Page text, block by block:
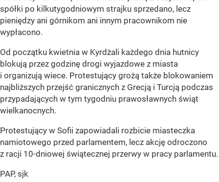
spółki po kilkutygodniowym strajku sprzedano, lecz
pieniędzy ani górnikom ani innym pracownikom nie
wypłacono.
Od początku kwietnia w Kyrdżali każdego dnia hutnicy
blokują przez godzinę drogi wyjazdowe z miasta
i organizują wiece. Protestujący grożą także blokowaniem
najbliższych przejść granicznych z Grecją i Turcją podczas
przypadających w tym tygodniu prawosławnych świąt
wielkanocnych.
Protestujący w Sofii zapowiadali rozbicie miasteczka
namiotowego przed parlamentem, lecz akcję odroczono
z racji 10-dniowej świątecznej przerwy w pracy parlamentu.
PAP, sjk